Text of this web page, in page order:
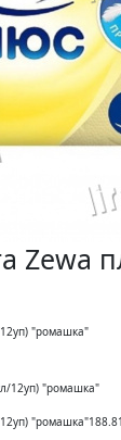
Zewa
"ромашка"
12уп) "ромашка"
"ромашка"